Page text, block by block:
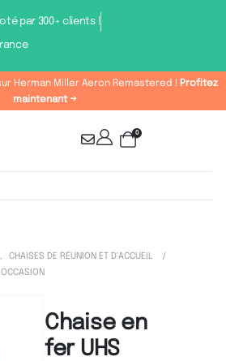
par 300+ clients !
Herman Miller Aeron Remastered ! Profitez
maintenant →
0
,
CHAISES DE RÉUNION ET D'ACCUEIL
Chaise en
fer UHS